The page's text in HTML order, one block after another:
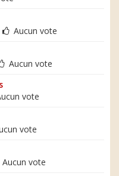
Aucun vote
Aucun vote
vote
vote
Aucun vote